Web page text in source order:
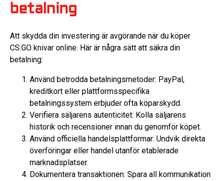
betalning
Att skydda din investering är avgörande när du köper
CS:GO knivar online. Här är några sätt att säkra din
betalning:
Använd betrodda betalningsmetoder: PayPal,
kreditkort eller plattformsspecifika
betalningssystem erbjuder ofta köparskydd.
Verifiera säljarens autenticitet: Kolla säljarens
historik och recensioner innan du genomför köpet.
Använd officiella handelsplattformar: Undvik direkta
överföringar eller handel utanför etablerade
marknadsplatser.
Dokumentera transaktionen: Spara all kommunikation